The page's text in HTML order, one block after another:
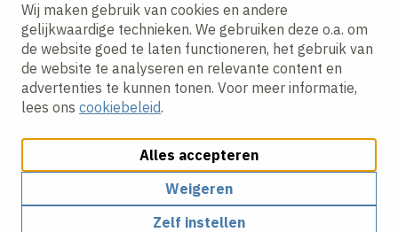
Wij maken gebruik van cookies en andere
gelijkwaardige technieken. We gebruiken deze o.a. om
de website goed te laten functioneren, het gebruik van
de website te analyseren en relevante content en
advertenties te kunnen tonen. Voor meer informatie,
lees ons cookiebeleid.
Alles accepteren
Weigeren
Zelf instellen
LinkedInInstagramFacebookYouTube
Cookies aanpassenCookie beleidPrivacy policy
Algemene inkoopvoorwaarden